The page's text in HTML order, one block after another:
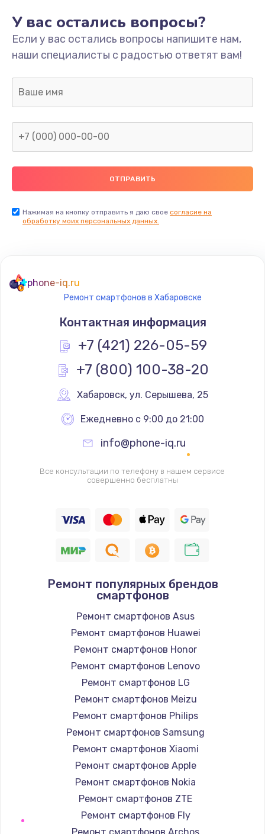
Замена/Pемонт карбюратора
1300 руб.
Заказать
Ремонт капиллярной трубки
400 руб.
Заказать
Замена термостата
1200 руб.
Заказать
Замена реле
Замена термопредохранителя
700 руб.
Заказать
2500 руб.
1400 руб.
Заказать
Замена / ремонт электронного модуля
управления
600 руб.
Заказать
Замена конфорки
Заказать
Замена платы сенсора
Заказать
У вас остались вопросы?
Если у вас остались вопросы напишите нам,
наши специалисты с радостью ответят вам!
Нажимая на кнопку отправить я даю свое согласие на
обработку моих персональных данных.
phone-iq.ru
Ремонт смартфонов в Хабаровске
Контактная информация
+7 (421) 226-05-59
+7 (800) 100-38-20
Хабаровск, ул. Серышева, 25
Ежедневно с 9:00 до 21:00
info@phone-iq.ru
Все консультации по телефону в нашем сервисе
совершенно бесплатны
Ремонт популярных брендов
смартфонов
Ремонт смартфонов Asus
Ремонт смартфонов Huawei
Ремонт смартфонов Honor
Ремонт смартфонов Lenovo
Ремонт смартфонов LG
Ремонт смартфонов Meizu
Ремонт смартфонов Philips
Ремонт смартфонов Samsung
Ремонт смартфонов Xiaomi
Ремонт смартфонов Apple
Ремонт смартфонов Nokia
Ремонт смартфонов ZTE
Ремонт смартфонов Fly
Ремонт смартфонов Archos